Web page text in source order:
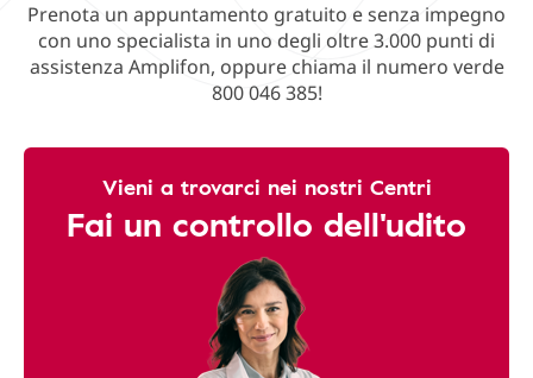
Prenota un appuntamento gratuito e senza impegno
con uno specialista in uno degli oltre 3.000 punti di
assistenza Amplifon, oppure chiama il numero verde
800 046 385!
Vieni a trovarci nei nostri Centri
Fai un controllo dell'udito